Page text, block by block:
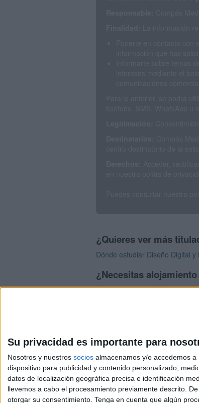
Su privacidad es importante para
Nosotros y nuestros socios almacenamos y/o accedemos
dispositivo para publicidad y contenido personalizado,
datos de localización geográfica precisa e identificación
llevemos a cabo el procesamiento previamente descrito.
otorgar su consentimiento. Tenga en cuenta que algún
¿Quieres ver más
Dónde estudiar Diseño Digital
¿Necesitas
>> Residencias de estudiantes
© 2003-